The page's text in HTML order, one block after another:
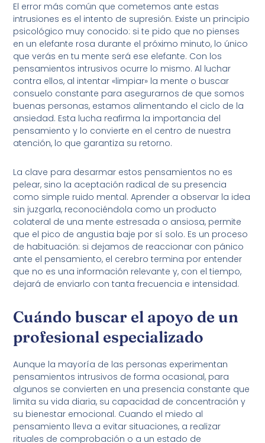
El error más común que cometemos ante estas
intrusiones es el intento de supresión. Existe un principio
psicológico muy conocido: si te pido que no pienses
en un elefante rosa durante el próximo minuto, lo único
que verás en tu mente será ese elefante. Con los
pensamientos intrusivos ocurre lo mismo. Al luchar
contra ellos, al intentar «limpiar» la mente o buscar
consuelo constante para asegurarnos de que somos
buenas personas, estamos alimentando el ciclo de la
ansiedad. Esta lucha reafirma la importancia del
pensamiento y lo convierte en el centro de nuestra
atención, lo que garantiza su retorno.
La clave para desarmar estos pensamientos no es
pelear, sino la aceptación radical de su presencia
como simple ruido mental. Aprender a observar la idea
sin juzgarla, reconociéndola como un producto
colateral de una mente estresada o ansiosa, permite
que el pico de angustia baje por sí solo. Es un proceso
de habituación: si dejamos de reaccionar con pánico
ante el pensamiento, el cerebro termina por entender
que no es una información relevante y, con el tiempo,
dejará de enviarlo con tanta frecuencia e intensidad.
Cuándo buscar el apoyo de un
profesional especializado
Aunque la mayoría de las personas experimentan
pensamientos intrusivos de forma ocasional, para
algunos se convierten en una presencia constante que
limita su vida diaria, su capacidad de concentración y
su bienestar emocional. Cuando el miedo al
pensamiento lleva a evitar situaciones, a realizar
rituales de comprobación o a un estado de